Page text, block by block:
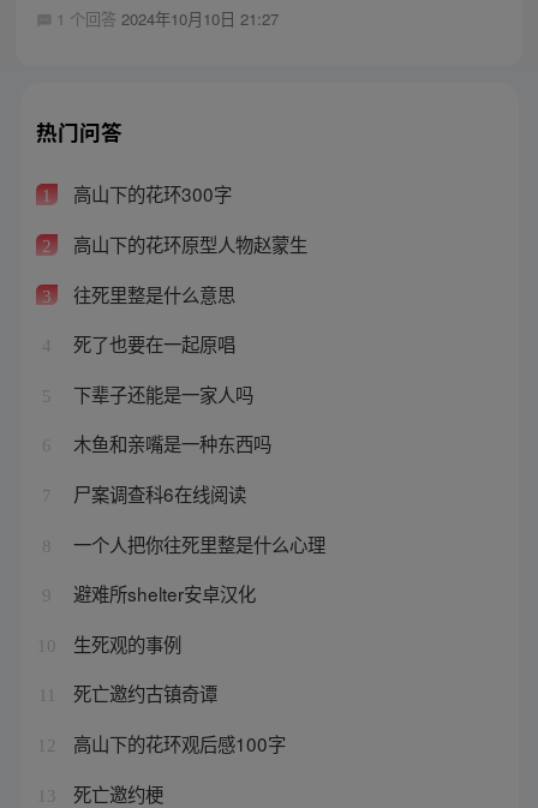
1 个回答 2024年10月10日 21:27
热门问答
1 高山下的花环300字
2 高山下的花环原型人物赵蒙生
3 往死里整是什么意思
4 死了也要在一起原唱
5 下辈子还能是一家人吗
6 木鱼和亲嘴是一种东西吗
7 尸案调查科6在线阅读
8 一个人把你往死里整是什么心理
9 避难所shelter安卓汉化
10 生死观的事例
死亡邀约古镇奇谭
12 高山下的花环观后感100字
13 死亡邀约梗